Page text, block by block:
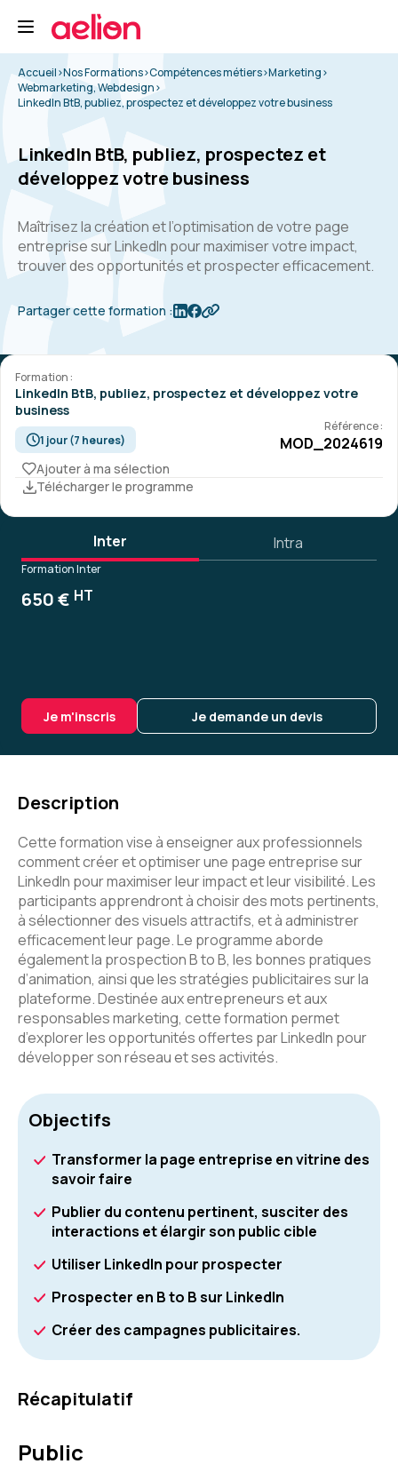
Accueil>Nos Formations>Compétences métiers>Marketing>
Webmarketing, Webdesign>
LinkedIn BtB, publiez, prospectez et développez votre business
LinkedIn BtB, publiez, prospectez et
développez votre business
Maîtrisez la création et l’optimisation de votre page
entreprise sur LinkedIn pour maximiser votre impact,
trouver des opportunités et prospecter efficacement.
Partager cette formation :
Formation :
LinkedIn BtB, publiez, prospectez et développez votre
business
1 jour (7 heures)
Référence :
MOD_2024619
Ajouter à ma sélection
Télécharger le programme
Inter Intra
Formation Inter
650 € HT
Je m'inscris Je demande un devis
Description
Cette formation vise à enseigner aux professionnels
comment créer et optimiser une page entreprise sur
LinkedIn pour maximiser leur impact et leur visibilité. Les
participants apprendront à choisir des mots pertinents,
à sélectionner des visuels attractifs, et à administrer
efficacement leur page. Le programme aborde
également la prospection B to B, les bonnes pratiques
d’animation, ainsi que les stratégies publicitaires sur la
plateforme. Destinée aux entrepreneurs et aux
responsables marketing, cette formation permet
d’explorer les opportunités offertes par LinkedIn pour
développer son réseau et ses activités.
Objectifs
Transformer la page entreprise en vitrine des
savoir faire
Publier du contenu pertinent, susciter des
interactions et élargir son public cible
Utiliser LinkedIn pour prospecter
Prospecter en B to B sur LinkedIn
Créer des campagnes publicitaires.
Récapitulatif
Public